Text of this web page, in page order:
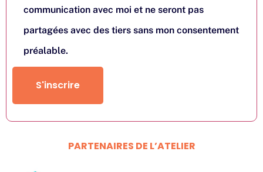
communication avec moi et ne seront pas
partagées avec des tiers sans mon consentement
préalable.
S'inscrire
PARTENAIRES DE L’ATELIER